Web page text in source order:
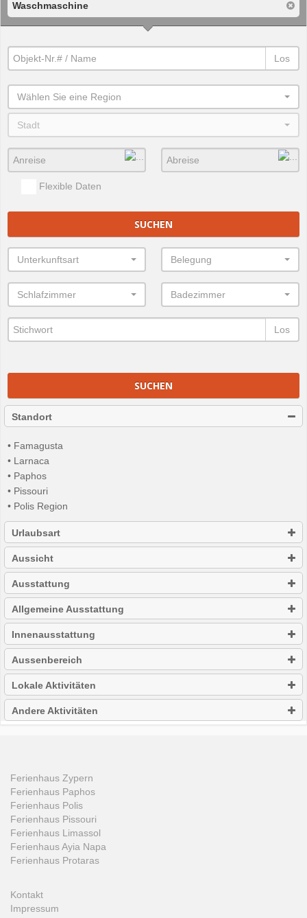
Waschmaschine
Los
Wählen Sie eine Region
Stadt
Flexible Daten
SUCHEN
Unterkunftsart Belegung
Schlafzimmer Badezimmer
Los
SUCHEN
Standort
• Famagusta
• Larnaca
• Paphos
• Pissouri
• Polis Region
Urlaubsart
Aussicht
Ausstattung
Allgemeine Ausstattung
Innenausstattung
Aussenbereich
Lokale Aktivitäten
Andere Aktivitäten
Ferienhaus Zypern
Ferienhaus Paphos
Ferienhaus Polis
Ferienhaus Pissouri
Ferienhaus Limassol
Ferienhaus Ayia Napa
Ferienhaus Protaras
Kontakt
Impressum